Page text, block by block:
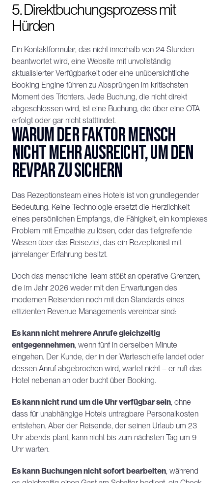
5. Direktbuchungsprozess mit
Hürden
Ein Kontaktformular, das nicht innerhalb von 24 Stunden
beantwortet wird, eine Website mit unvollständig
aktualisierter Verfügbarkeit oder eine unübersichtliche
Booking Engine führen zu Absprüngen im kritischsten
Moment des Trichters. Jede Buchung, die nicht direkt
abgeschlossen wird, ist eine Buchung, die über eine OTA
erfolgt oder gar nicht stattfindet.
Warum der Faktor Mensch
nicht mehr ausreicht, um den
RevPAR zu sichern
Das Rezeptionsteam eines Hotels ist von grundlegender
Bedeutung. Keine Technologie ersetzt die Herzlichkeit
eines persönlichen Empfangs, die Fähigkeit, ein komplexes
Problem mit Empathie zu lösen, oder das tiefgreifende
Wissen über das Reiseziel, das ein Rezeptionist mit
jahrelanger Erfahrung besitzt.
Doch das menschliche Team stößt an operative Grenzen,
die im Jahr 2026 weder mit den Erwartungen des
modernen Reisenden noch mit den Standards eines
effizienten Revenue Managements vereinbar sind:
Es kann nicht mehrere Anrufe gleichzeitig
entgegennehmen, wenn fünf in derselben Minute
eingehen. Der Kunde, der in der Warteschleife landet oder
dessen Anruf abgebrochen wird, wartet nicht – er ruft das
Hotel nebenan an oder bucht über Booking.
Es kann nicht rund um die Uhr verfügbar sein, ohne
dass für unabhängige Hotels untragbare Personalkosten
entstehen. Aber der Reisende, der seinen Urlaub um 23
Uhr abends plant, kann nicht bis zum nächsten Tag um 9
Uhr warten.
Es kann Buchungen nicht sofort bearbeiten, während